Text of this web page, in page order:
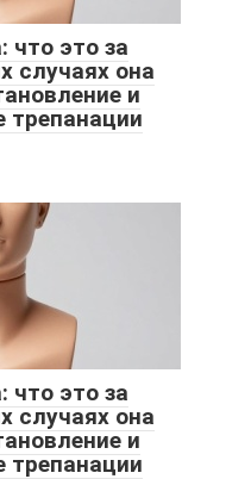
что это за
случаях она
и
трепанации
что это за
случаях она
и
трепанации